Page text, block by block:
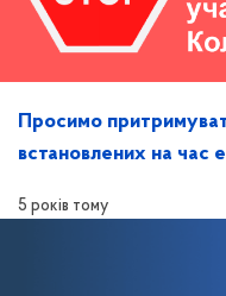
Просимо
встановлених на час
5 років тому